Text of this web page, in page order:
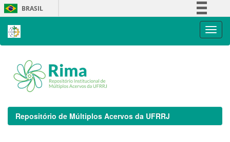
Skip
navigation
BRASIL
Repositório de Múltiplos Acervos da UFRRJ